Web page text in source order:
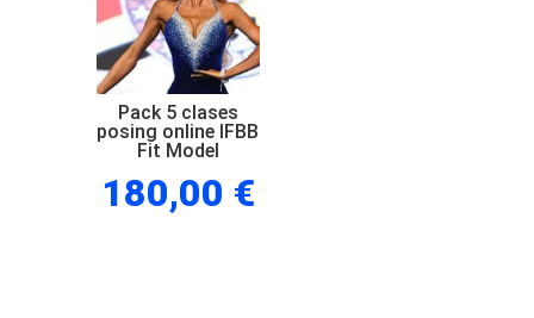
Pack 5 clases
posing online IFBB
Fit Model
180,00 €